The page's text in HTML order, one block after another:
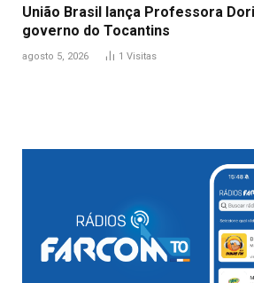
União Brasil lança Professora
governo do Tocantins
agosto 5, 2026 1 Visitas